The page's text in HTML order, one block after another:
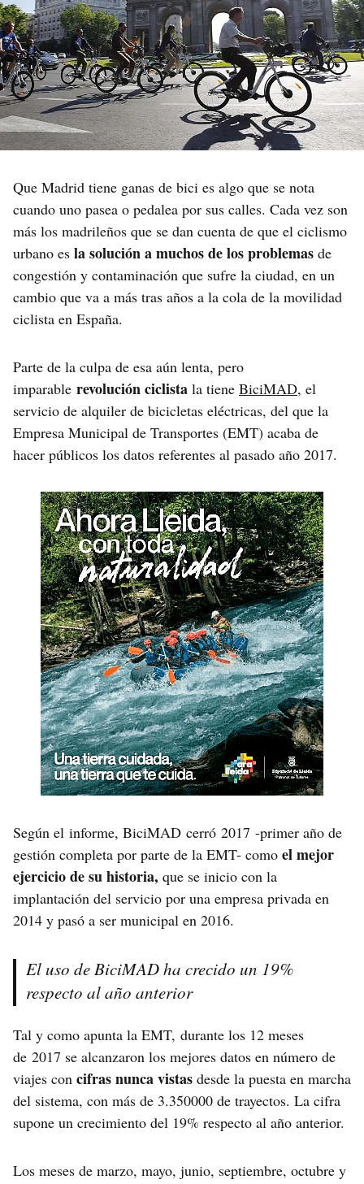
Que Madrid tiene ganas de bici es algo que se nota
cuando uno pasea o pedalea por sus calles. Cada vez son
más los madrileños que se dan cuenta de que el ciclismo
urbano es la solución a muchos de los problemas de
congestión y contaminación que sufre la ciudad, en un
cambio que va a más tras años a la cola de la movilidad
ciclista en España.
Parte de la culpa de esa aún lenta, pero
imparable revolución ciclista la tiene BiciMAD, el
servicio de alquiler de bicicletas eléctricas, del que la
Empresa Municipal de Transportes (EMT) acaba de
hacer públicos los datos referentes al pasado año 2017.
Según el informe, BiciMAD cerró 2017 -primer año de
gestión completa por parte de la EMT- como el mejor
ejercicio de su historia, que se inicio con la
implantación del servicio por una empresa privada en
2014 y pasó a ser municipal en 2016.
El uso de BiciMAD ha crecido un 19%
respecto al año anterior
Tal y como apunta la EMT, durante los 12 meses
de 2017 se alcanzaron los mejores datos en número de
viajes con cifras nunca vistas desde la puesta en marcha
del sistema, con más de 3.350000 de trayectos. La cifra
supone un crecimiento del 19% respecto al año anterior.
Los meses de marzo, mayo, junio, septiembre, octubre y